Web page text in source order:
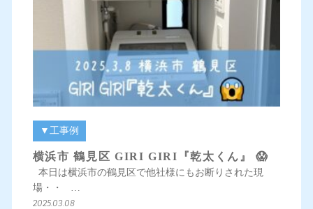
▼工事例
横浜市 鶴見区 GIRI GIRI『乾太くん』 😱
本日は横浜市の鶴見区で他社様にもお断りされた現
場・・ …
2025.03.08